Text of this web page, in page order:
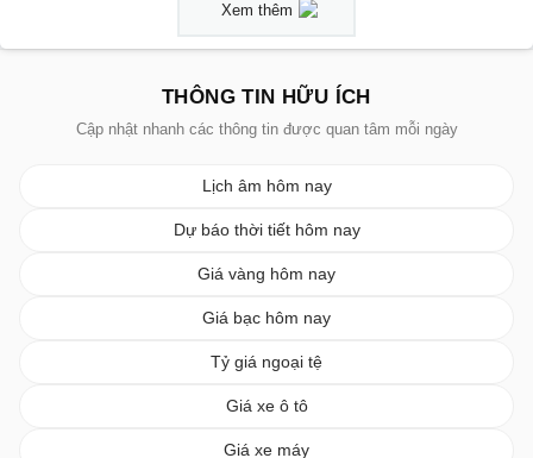
Xem thêm
THÔNG TIN HỮU ÍCH
Cập nhật nhanh các thông tin được quan tâm mỗi ngày
Lịch âm hôm nay
Dự báo thời tiết hôm nay
Giá vàng hôm nay
Giá bạc hôm nay
Tỷ giá ngoại tệ
Giá xe ô tô
Giá xe máy